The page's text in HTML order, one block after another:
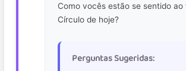
Como vocês estão se sentido ao
Círculo de hoje?
Perguntas Sugeridas: